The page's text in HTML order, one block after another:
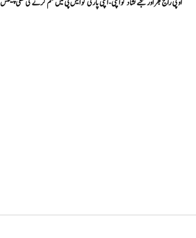
او پی راج بھر اور سنجے نشاد کو اپنی- اپنی پارٹی کو ایس پی میں ضم کرنے کی کھلی پیشکش